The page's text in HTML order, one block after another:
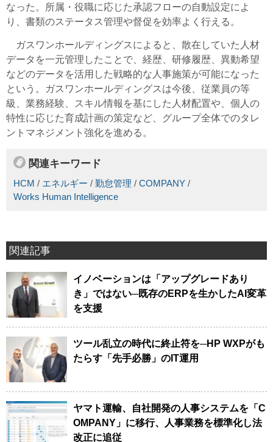
なった。所属・役職に応じた承認フローの自動設定によ
り、書類のステータス管理や督促を効率よく行える。
ガスワンホールディングスによると、散在していた人材
データを一元管理したことで、経歴、研修履歴、異動希望
などのデータを活用した戦略的な人事施策が可能になった
という。ガスワンホールディングスは今後、従業員の等
級、業務経験、スキル情報を基にした人材配置や、個人の
特性に応じた育成計画の策定など、グループ全体でのタレ
ントマネジメント強化を進める。
関連キーワード
HCM / エネルギー / 勤怠管理 / COMPANY /
Works Human Intelligence
関連記事
イノベーションは「アップグレードあり
き」ではない─既存のERPを生かしたAI変革
を支援
ツール乱立の時代に終止符を─HP WXPがも
たらす「先手必勝」のIT運用
ヤマト運輸、自社開発の人事システムを「C
OMPANY」に移行、人事業務を標準化し法
改正に追従